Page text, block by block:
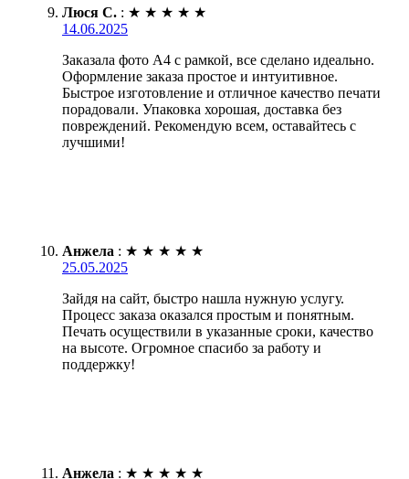
Люся С. : ★ ★ ★ ★ ★
14.06.2025
Заказала фото А4 с рамкой, все сделано идеально.
Оформление заказа простое и интуитивное.
Быстрое изготовление и отличное качество печати
порадовали. Упаковка хорошая, доставка без
повреждений. Рекомендую всем, оставайтесь с
лучшими!
Анжела : ★ ★ ★ ★ ★
25.05.2025
Зайдя на сайт, быстро нашла нужную услугу.
Процесс заказа оказался простым и понятным.
Печать осуществили в указанные сроки, качество
на высоте. Огромное спасибо за работу и
поддержку!
Анжела : ★ ★ ★ ★ ★